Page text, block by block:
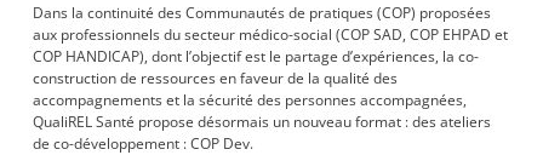
Dans la continuité des Communautés de pratiques (COP) proposées
aux professionnels du secteur médico-social (COP SAD, COP EHPAD et
COP HANDICAP), dont l’objectif est le partage d’expériences, la co-
construction de ressources en faveur de la qualité des
accompagnements et la sécurité des personnes accompagnées,
QualiREL Santé propose désormais un nouveau format : des ateliers
de co-développement : COP Dev.